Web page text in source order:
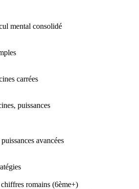
mental consolidé
carrées
puissances
avancées
romains (6ème+)